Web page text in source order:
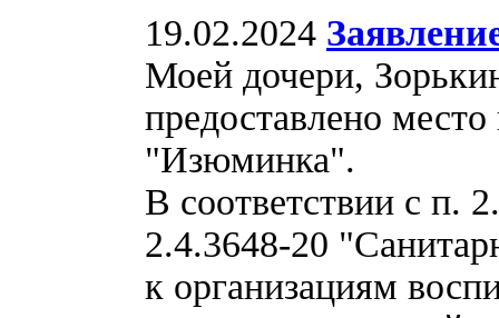
19.02.2024
Моей дочери,
предоставлено
"Изюминка".
В соответствии с п.
2.4.3648-20
к организациям